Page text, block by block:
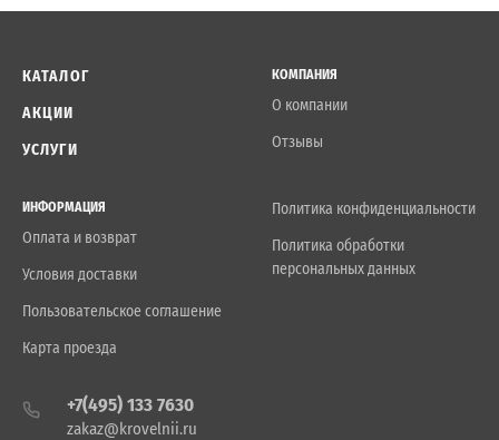
КАТАЛОГ
АКЦИИ
УСЛУГИ
КОМПАНИЯ
О компании
Отзывы
ИНФОРМАЦИЯ
Оплата и возврат
Условия доставки
Пользовательское соглашение
Карта проезда
Политика конфиденциальности
Политика обработки
персональных данных
+7(495) 133 7630
zakaz@krovelnii.ru